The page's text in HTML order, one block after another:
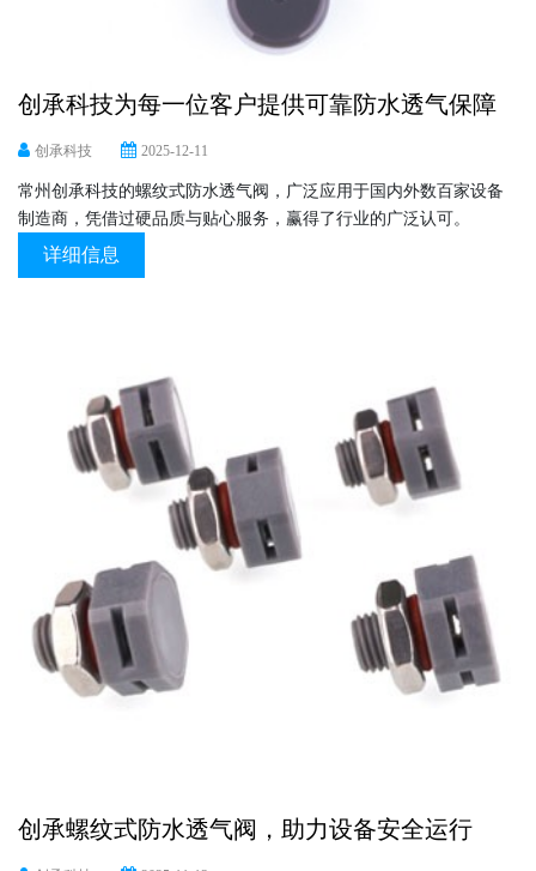
创承科技为每一位客户提供可靠防水透气保障
创承科技 2025-12-11
常州创承科技的螺纹式防水透气阀，广泛应用于国内外数百家设备
制造商，凭借过硬品质与贴心服务，赢得了行业的广泛认可。
详细信息
创承螺纹式防水透气阀，助力设备安全运行